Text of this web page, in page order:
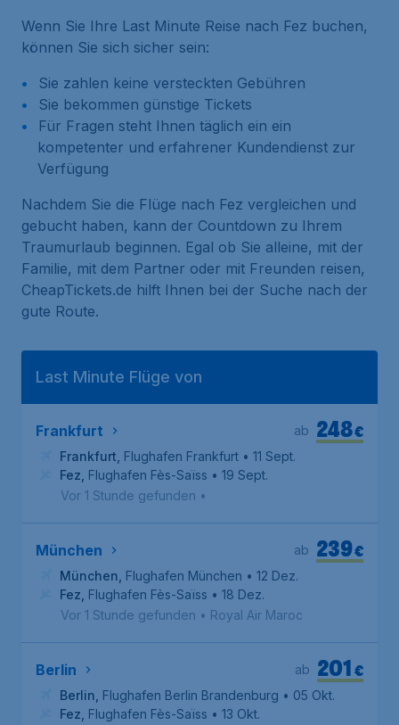
Wenn Sie Ihre Last Minute Reise nach Fez buchen,
können Sie sich sicher sein:
Sie zahlen keine versteckten Gebühren
Sie bekommen günstige Tickets
Für Fragen steht Ihnen täglich ein ein
kompetenter und erfahrener Kundendienst zur
Verfügung
Nachdem Sie die Flüge nach Fez vergleichen und
gebucht haben, kann der Countdown zu Ihrem
Traumurlaub beginnen. Egal ob Sie alleine, mit der
Familie, mit dem Partner oder mit Freunden reisen,
CheapTickets.de hilft Ihnen bei der Suche nach der
gute Route.
Last Minute Flüge von
Frankfurt €
248
ab
Frankfurt Flughafen Frankfurt • 11 Sept.
Fez Flughafen Fès-Saïss • 19 Sept.
Vor 1 Stunde gefunden •
München €
239
ab
München Flughafen München • 12 Dez.
Fez Flughafen Fès-Saïss • 18 Dez.
Vor 1 Stunde gefunden • Royal Air Maroc
Berlin €
201
ab
Berlin Flughafen Berlin Brandenburg • 05 Okt.
Fez Flughafen Fès-Saïss • 13 Okt.